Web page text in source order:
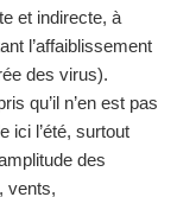
et indirecte, à
l’affaiblissement
des virus).
qu’il n’en est pas
ici l’été, surtout
des
vents,